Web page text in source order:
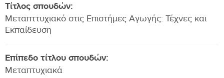
Τίτλος σπουδών:
Μεταπττυχιακό στις Επιστήμες Αγωγής: Τέχνες και
Εκπαίδευση
Επίπεδο τίτλου σπουδών:
Μεταπτυχιακά